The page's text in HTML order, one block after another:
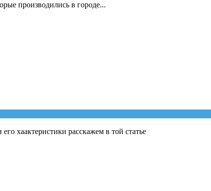
производились в городе...
хаактеристики расскажем в той статье